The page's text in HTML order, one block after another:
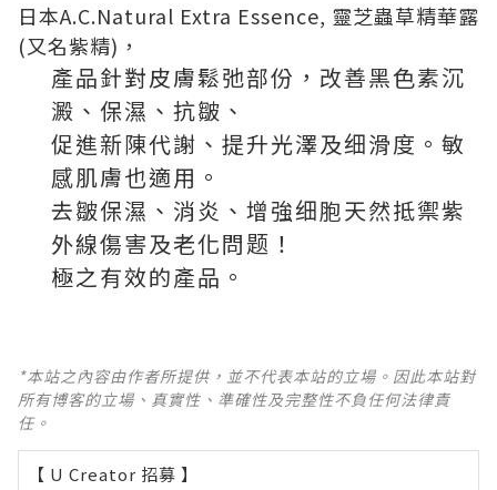
日本A.C.Natural Extra Essence, 靈芝蟲草精華露
(又名紫精)，
產品針對皮膚鬆弛部份，改善黑色素沉
澱、保濕、抗皺、
促進新陳代謝、提升光澤及细滑度。敏
感肌膚也適用。
去皺保濕、消炎、增強细胞天然抵禦紫
外線傷害及老化問题！
極之有效的產品。
*本站之內容由作者所提供，並不代表本站的立場。因此本站對
所有博客的立場、真實性、準確性及完整性不負任何法律責
任。
【 U Creator 招募 】